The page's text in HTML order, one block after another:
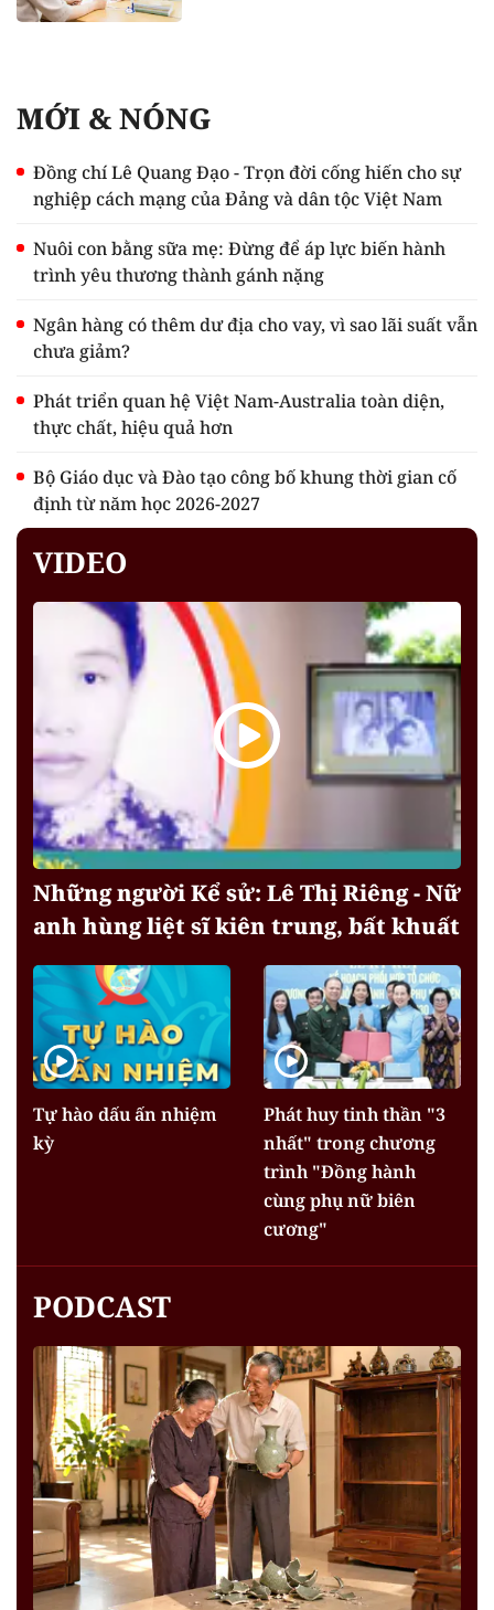
MỚI & NÓNG
Đồng chí Lê Quang Đạo - Trọn đời cống hiến cho sự
nghiệp cách mạng của Đảng và dân tộc Việt Nam
Nuôi con bằng sữa mẹ: Đừng để áp lực biến hành
trình yêu thương thành gánh nặng
Ngân hàng có thêm dư địa cho vay, vì sao lãi suất vẫn
chưa giảm?
Phát triển quan hệ Việt Nam-Australia toàn diện,
thực chất, hiệu quả hơn
Bộ Giáo dục và Đào tạo công bố khung thời gian cố
định từ năm học 2026-2027
VIDEO
Những người Kể sử: Lê Thị Riêng - Nữ
anh hùng liệt sĩ kiên trung, bất khuất
Tự hào dấu ấn nhiệm
kỳ
Phát huy tinh thần "3
nhất" trong chương
trình "Đồng hành
cùng phụ nữ biên
cương"
PODCAST